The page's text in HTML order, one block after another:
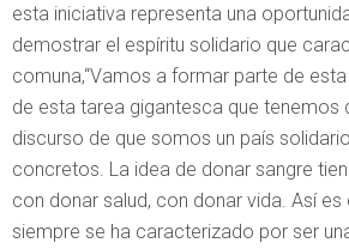
esta iniciativa representa una
demostrar el espíritu solidario que
comuna,“Vamos a formar parte de
de esta tarea gigantesca que tenemos
discurso de que somos un país
concretos. La idea de donar sangre
con donar salud, con donar vida. Así es
siempre se ha caracterizado por ser